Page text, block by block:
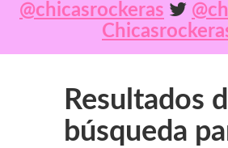
@chicasrockeras
Resultados
búsqueda